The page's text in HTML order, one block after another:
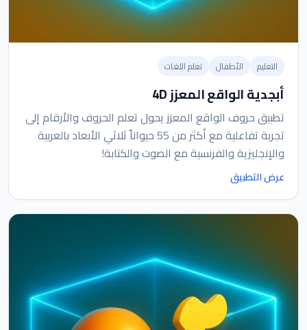
التعليم الأطفال تعلم اللغات
أبجدية الواقع المعزز 4D
تطبيق حروف الواقع المعزز يحول تعلم الحروف والأرقام إلى
تجربة تفاعلية مع أكثر من 55 حيواناً ثلاثي الأبعاد بالعربية
والإنجليزية والفرنسية مع الصوت والكتابة!
عرض التطبيق